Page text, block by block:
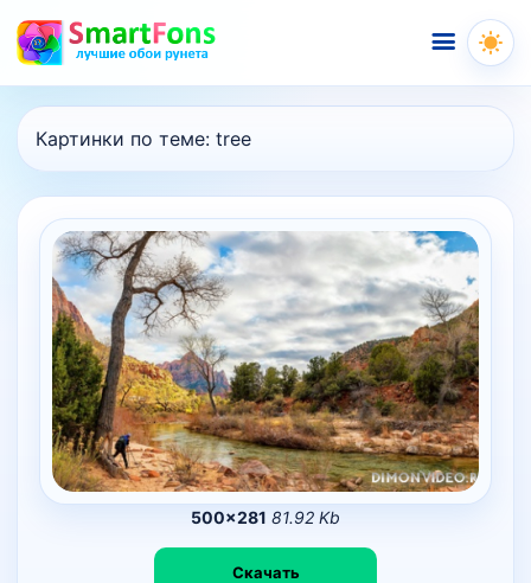
Меню
Картинки по теме: tree
500×281 81.92 Kb
Скачать